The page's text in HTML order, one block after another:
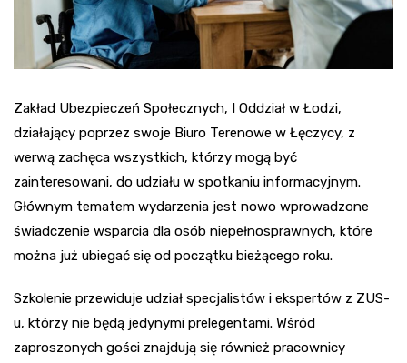
Zakład Ubezpieczeń Społecznych, I Oddział w Łodzi,
działający poprzez swoje Biuro Terenowe w Łęczycy, z
werwą zachęca wszystkich, którzy mogą być
zainteresowani, do udziału w spotkaniu informacyjnym.
Głównym tematem wydarzenia jest nowo wprowadzone
świadczenie wsparcia dla osób niepełnosprawnych, które
można już ubiegać się od początku bieżącego roku.
Szkolenie przewiduje udział specjalistów i ekspertów z ZUS-
u, którzy nie będą jedynymi prelegentami. Wśród
zaproszonych gości znajdują się również pracownicy